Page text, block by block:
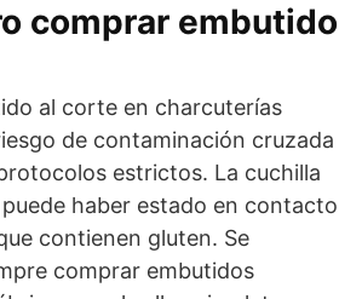
comprar embutido
al corte en charcuterías
de contaminación cruzada
estrictos. La cuchilla
haber estado en contacto
contienen gluten. Se
comprar embutidos